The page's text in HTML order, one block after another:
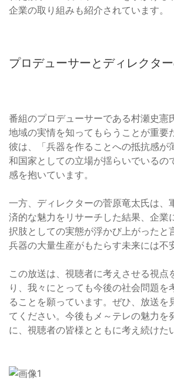
企業の取り組みも紹介されています。
プロデューサーとディレクタ
番組のプロデューサーである村瀬史憲
地域の実情を知ってもらうことが重要
彼は、「兵器を作ることへの抵抗感が
和国家としての立場が揺らいでいるの
感を抱いています。
一方、ディレクターの菅原竜太氏は、
済的な魅力をリサーチした結果、企業
択肢としての実態が浮かび上がったと
兵器の大量生産がもたらす未来には不
この放送は、視聴者に考えさせる視点
り、我々にとっても今後の社会問題を
ることを願っています。ぜひ、放送を
てください。今後もメ～テレの魅力を
に、視聴者の皆様とともに考え続けた